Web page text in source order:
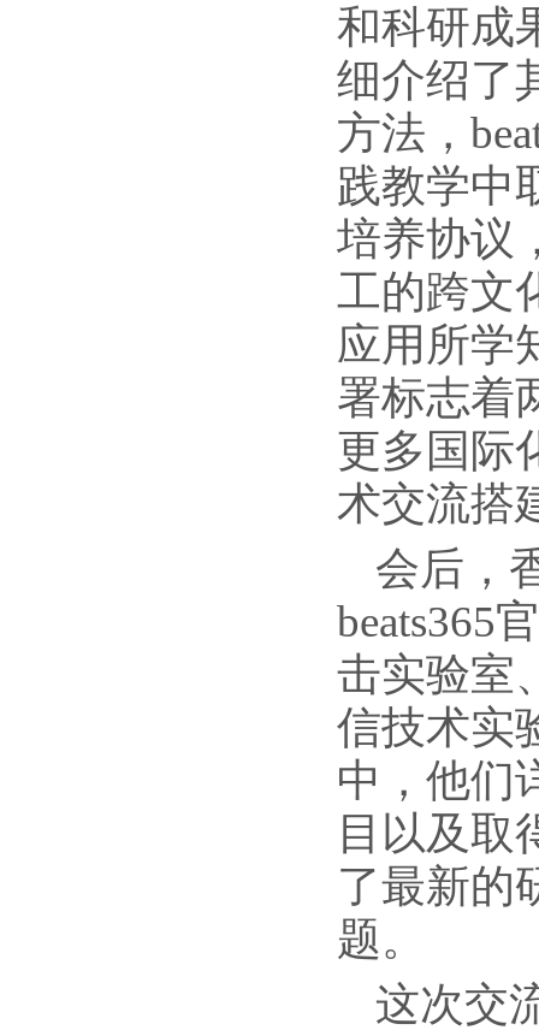
和科研成
细介绍了
方法，
践教学中
培养协议
工的跨文
应用所学
署标志着
更多国际
术交流搭
会后，
beats365
击实验室
信技术实
中，他们
目以及取
了最新的
题。
这次交